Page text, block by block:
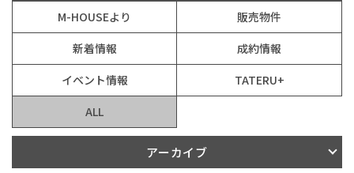
施工事例
お客様の声
会社情報
お知らせ
M-HOUSEより
販売物件
新着情報
成約情報
イベント情報
TATERU+
ALL
アーカイブ